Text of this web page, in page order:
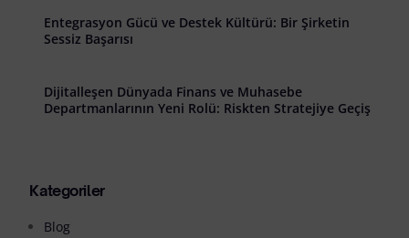
Entegrasyon Gücü ve Destek Kültürü: Bir Şirketin
Sessiz Başarısı
Dijitalleşen Dünyada Finans ve Muhasebe
Departmanlarının Yeni Rolü: Riskten Stratejiye Geçiş
Kategoriler
Blog